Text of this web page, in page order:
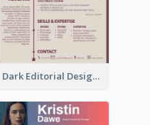
Dark Editorial Designer Resume